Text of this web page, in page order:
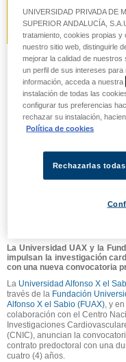
LA UNIVERSIDAD
LA FUNDACIÓN
IMPULSAN LA
INVESTIGACIÓN
UNA NUEVA
CONVOCATORIA
29/04/2026
La Universidad UAX y la
impulsan la investigación
con una nueva convocatoria
La Universidad Alfonso X el
través de la Fundación
Alfonso X el Sabio (FUAX), y en
colaboración con el Centro
Investigaciones
(CNIC), anuncian la
contrato predoctoral con una
cuatro (4) años.
UNIVERSIDAD PRIVADA DE
SUPERIOR ANDALUCÍA,
tratamiento, cookies propias
nuestro sitio web, distinguirle
mejorar la calidad de
un perfil de sus intereses
información, acceda a nuestra
instalación de todas las
configurar tus preferencias
rechazar su instalación,
Política de cookies
Rechazarlas todas